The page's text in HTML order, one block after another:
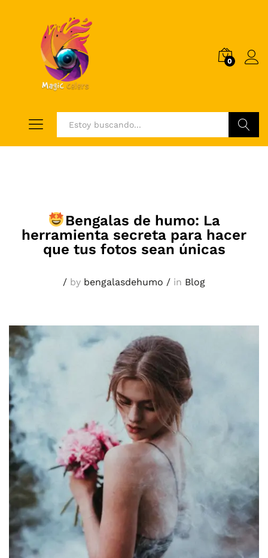
0
Bengalas de humo: La
herramienta secreta para hacer
que tus fotos sean únicas
/ by bengalasdehumo / in Blog